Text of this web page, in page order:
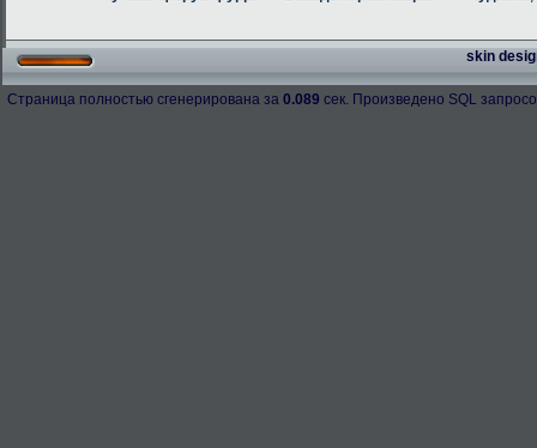
skin
Страница полностью сгенерирована за 0.089 сек. Произведено SQL